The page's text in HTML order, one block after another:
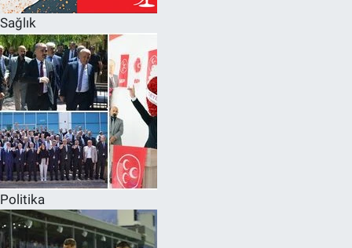
Sağlık
Politika